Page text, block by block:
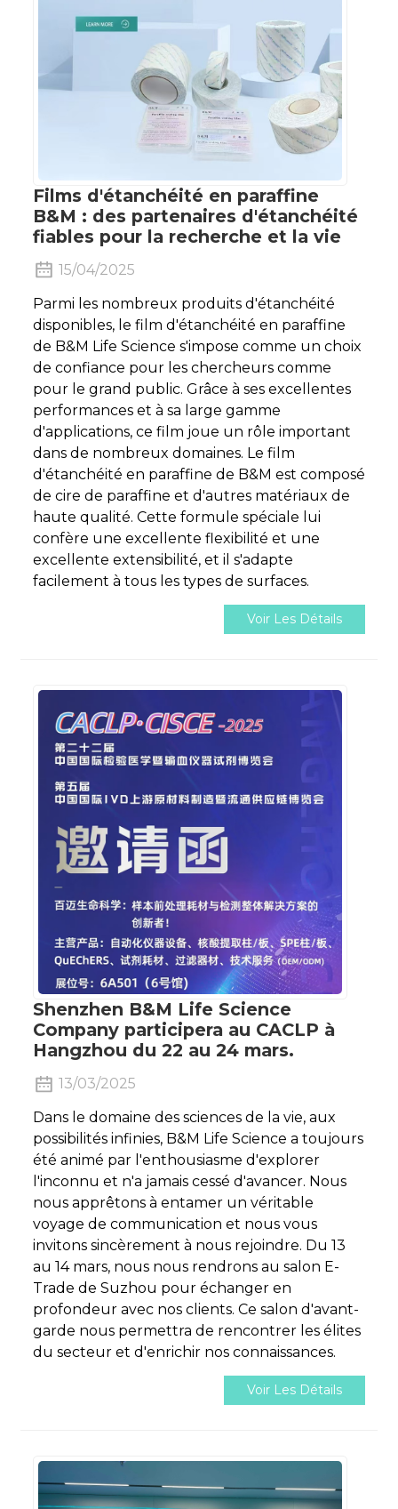
Films d'étanchéité en paraffine
B&M : des partenaires d'étanchéité
fiables pour la recherche et la vie
15/04/2025
Parmi les nombreux produits d'étanchéité
disponibles, le film d'étanchéité en paraffine
de B&M Life Science s'impose comme un choix
de confiance pour les chercheurs comme
pour le grand public. Grâce à ses excellentes
performances et à sa large gamme
d'applications, ce film joue un rôle important
dans de nombreux domaines. Le film
d'étanchéité en paraffine de B&M est composé
de cire de paraffine et d'autres matériaux de
haute qualité. Cette formule spéciale lui
confère une excellente flexibilité et une
excellente extensibilité, et il s'adapte
facilement à tous les types de surfaces.
Voir Les Détails
Shenzhen B&M Life Science
Company participera au CACLP à
Hangzhou du 22 au 24 mars.
13/03/2025
Dans le domaine des sciences de la vie, aux
possibilités infinies, B&M Life Science a toujours
été animé par l'enthousiasme d'explorer
l'inconnu et n'a jamais cessé d'avancer. Nous
nous apprêtons à entamer un véritable
voyage de communication et nous vous
invitons sincèrement à nous rejoindre. Du 13
au 14 mars, nous nous rendrons au salon E-
Trade de Suzhou pour échanger en
profondeur avec nos clients. Ce salon d'avant-
garde nous permettra de rencontrer les élites
du secteur et d'enrichir nos connaissances.
Voir Les Détails